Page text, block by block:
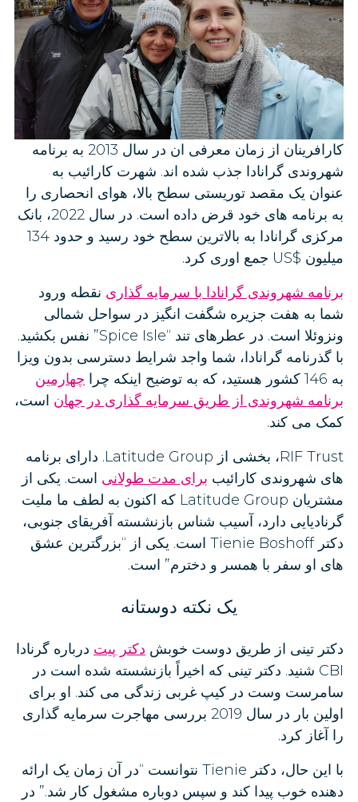
کارافرینان از زمان معرفی ان در سال 2013 به برنامه
شهروندی گرانادا جذب شده اند. شهرت کارائیب به
عنوان یک مقصد توریستی سطح بالا، هوای انحصاری را
به برنامه های خود قرض داده است. در سال 2022، بانک
مرکزی گرانادا به بالاترین سطح خود رسید و حدود 134
میلیون $US جمع اوری کرد.
برنامه شهروندی گرانادا با سرمایه گذاری نقطه ورود
شما به هفت جزیره شگفت انگیز در سواحل شمالی
ونزوئلا است. در عطرهای تند “Spice Isle” نفس بکشید.
با گذرنامه گرانادا، شما واجد شرایط دسترسی بدون ویزا
به 146 کشور هستید، که به توضیح اینکه چرا
چهارمین
برنامه شهروندی از طریق سرمایه گذاری در جهان است،
کمک می کند.
RIF Trust، بخشی از Latitude Group. دارای برنامه
های شهروندی کارائیب برای مدت طولانی است. یکی از
مشتریان Latitude Group که اکنون به لطف ما ملیت
گرنادیایی دارد، آسیب شناس بازنشسته آفریقای جنوبی،
دکتر Tienie Boshoff است. یکی از “بزرگترین عشق
های او سفر با همسر و دخترم” است.
یک نکته دوستانه
دکتر تینی از طریق دوست خوبش دکتر پیت درباره گرنادا
CBI شنید. دکتر تینی که اخیراً بازنشسته شده است در
سامرست وست در کیپ غربی زندگی می کند. او برای
اولین بار در سال 2019 بررسی مهاجرت سرمایه گذاری
را آغاز کرد.
با این حال، دکتر Tienie نتوانست “در آن زمان یک ارائه
دهنده خوب پیدا کند و سپس دوباره مشغول کار شد.” در